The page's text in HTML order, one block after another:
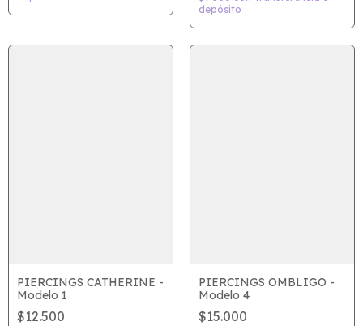
depósito
PIERCINGS CATHERINE -
Modelo 1
$12.500
PIERCINGS OMBLIGO -
Modelo 4
$15.000